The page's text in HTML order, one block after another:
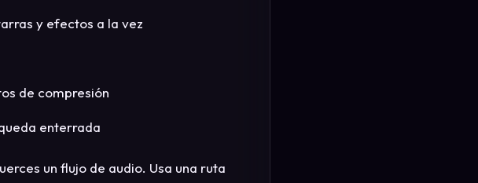
y efectos a la vez
de compresión
enterrada
un flujo de audio. Usa una ruta